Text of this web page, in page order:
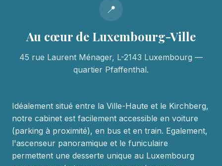
📍
Au cœur de Luxembourg-Ville
45 rue Laurent Ménager, L-2143 Luxembourg —
quartier Pfaffenthal.
Idéalement situé entre la Ville-Haute et le Kirchberg,
notre cabinet est facilement accessible en voiture
(parking à proximité), en bus et en train. Egalement,
l'ascenseur panoramique et le funiculaire
permettent une desserte unique au Luxembourg